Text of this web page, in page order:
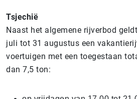
Tsjechië
Naast het algemene rijverbod
juli tot 31 augustus een
voertuigen met een toegestaan
dan 7,5 ton: